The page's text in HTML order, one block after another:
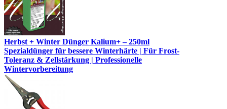
Herbst + Winter Dünger Kalium+ – 250ml
Spezialdünger für bessere Winterhärte | Für Frost-
Toleranz & Zellstärkung | Professionelle
Wintervorbereitung